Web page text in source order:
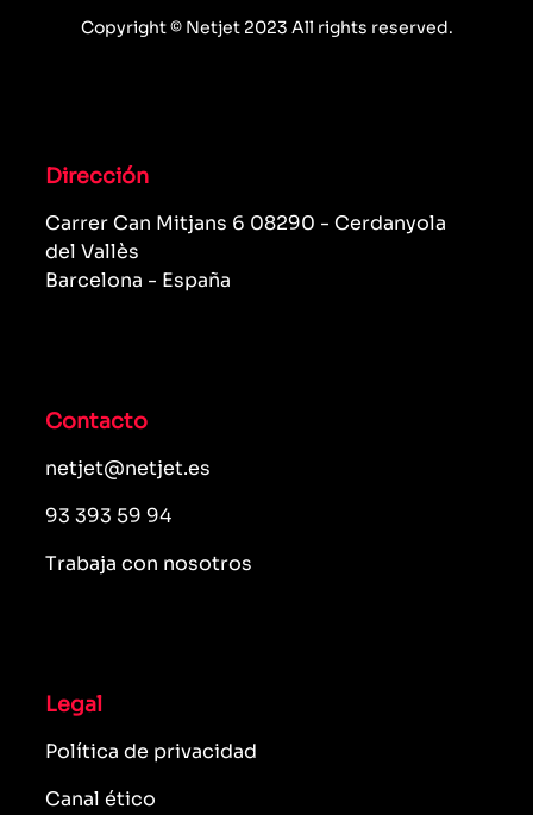
Copyright © Netjet 2023 All rights reserved.
Dirección
Carrer Can Mitjans 6 08290 - Cerdanyola
del Vallès
Barcelona - España
Contacto
netjet@netjet.es
93 393 59 94
Trabaja con nosotros
Legal
Política de privacidad
Canal ético